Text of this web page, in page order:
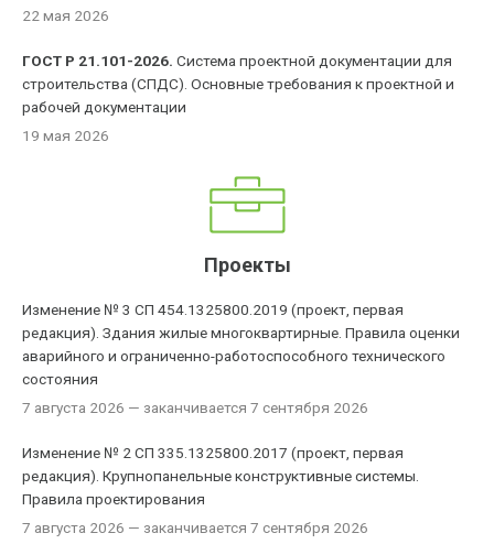
22 мая 2026
ГОСТ Р 21.101-2026. Система проектной документации для
строительства (СПДС). Основные требования к проектной и
рабочей документации
19 мая 2026
Проекты
Изменение № 3 СП 454.1325800.2019 (проект, первая
редакция). Здания жилые многоквартирные. Правила оценки
аварийного и ограниченно-работоспособного технического
состояния
7 августа 2026 — заканчивается 7 сентября 2026
Изменение № 2 СП 335.1325800.2017 (проект, первая
редакция). Крупнопанельные конструктивные системы.
Правила проектирования
7 августа 2026 — заканчивается 7 сентября 2026